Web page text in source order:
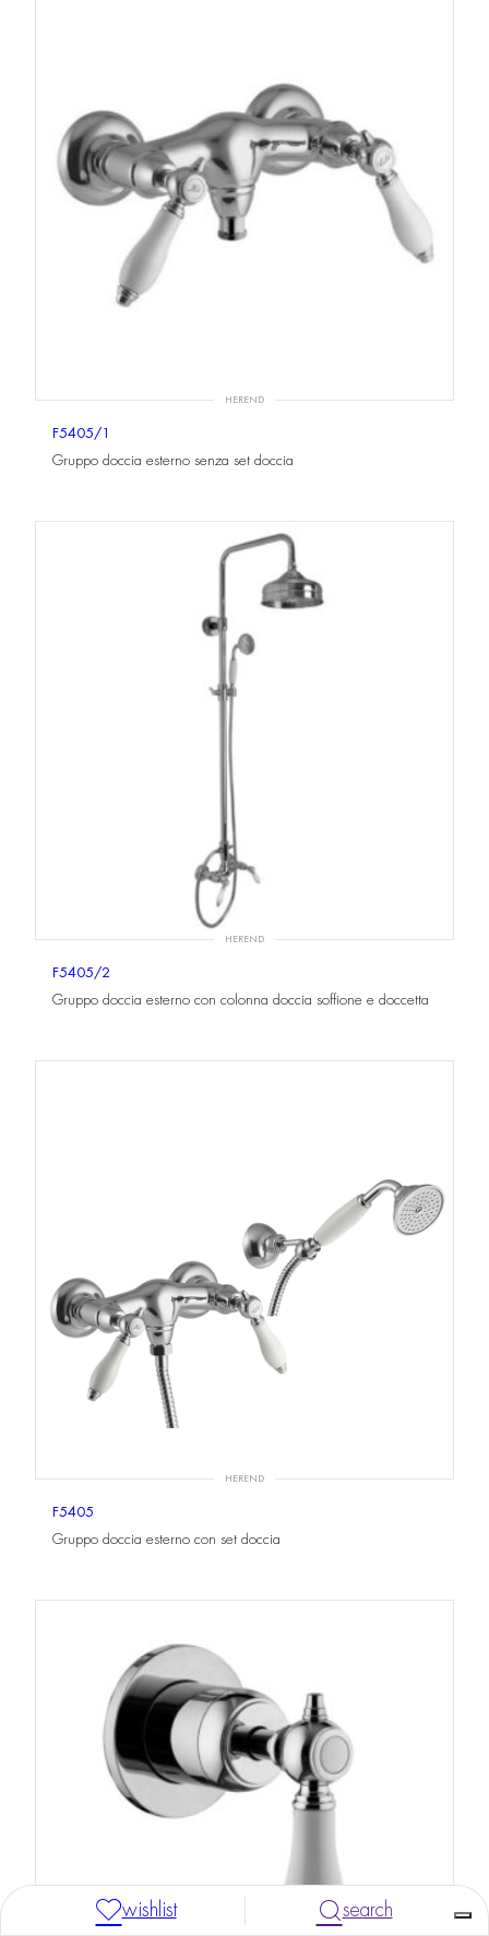
HEREND
F5405/1
Gruppo doccia esterno senza set doccia
HEREND
F5405/2
Gruppo doccia esterno con colonna doccia soffione e doccetta
HEREND
F5405
Gruppo doccia esterno con set doccia
wishlist search